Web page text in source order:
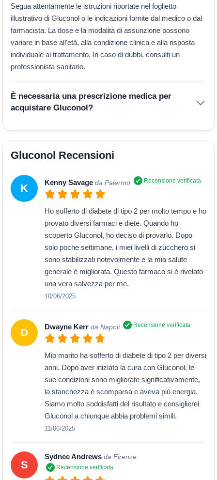
Segua attentamente le istruzioni riportate nel foglietto
illustrativo di Gluconol o le indicazioni fornite dal medico o dal
farmacista. La dose e la modalità di assunzione possono
variare in base all’età, alla condizione clinica e alla risposta
individuale al trattamento. In caso di dubbi, consulti un
professionista sanitario.
È necessaria una prescrizione medica per
acquistare Gluconol?
Gluconol Recensioni
K Kenny Savage da Palermo Recensione verificata
Ho sofferto di diabete di tipo 2 per molto tempo e ho
provato diversi farmaci e diete. Quando ho
scoperto Gluconol, ho deciso di provarlo. Dopo
solo poche settimane, i miei livelli di zucchero si
sono stabilizzati notevolmente e la mia salute
generale è migliorata. Questo farmaco si è rivelato
una vera salvezza per me.
10/06/2025
D Dwayne Kerr da Napoli Recensione verificata
Mio marito ha sofferto di diabete di tipo 2 per diversi
anni. Dopo aver iniziato la cura con Gluconol, le
sue condizioni sono migliorate significativamente,
la stanchezza è scomparsa e aveva più energia.
Siamo molto soddisfatti del risultato e consiglierei
Gluconol a chiunque abbia problemi simili.
11/06/2025
S
Sydnee Andrews da Firenze
Recensione verificata